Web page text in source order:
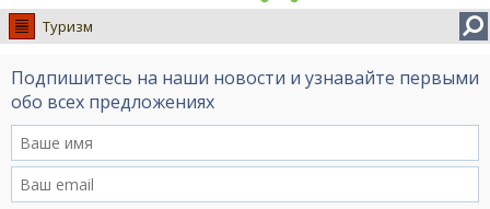
Испания
Иммиграция
Лечение
Недвижимость
Туризм
Подпишитесь на наши новости и узнавайте первыми
обо всех предложениях